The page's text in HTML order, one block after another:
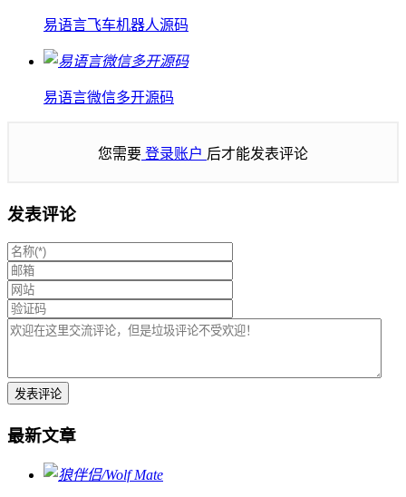
易语言飞车机器人源码
易语言微信多开源码
您需要 登录账户 后才能发表评论
发表评论
最新文章